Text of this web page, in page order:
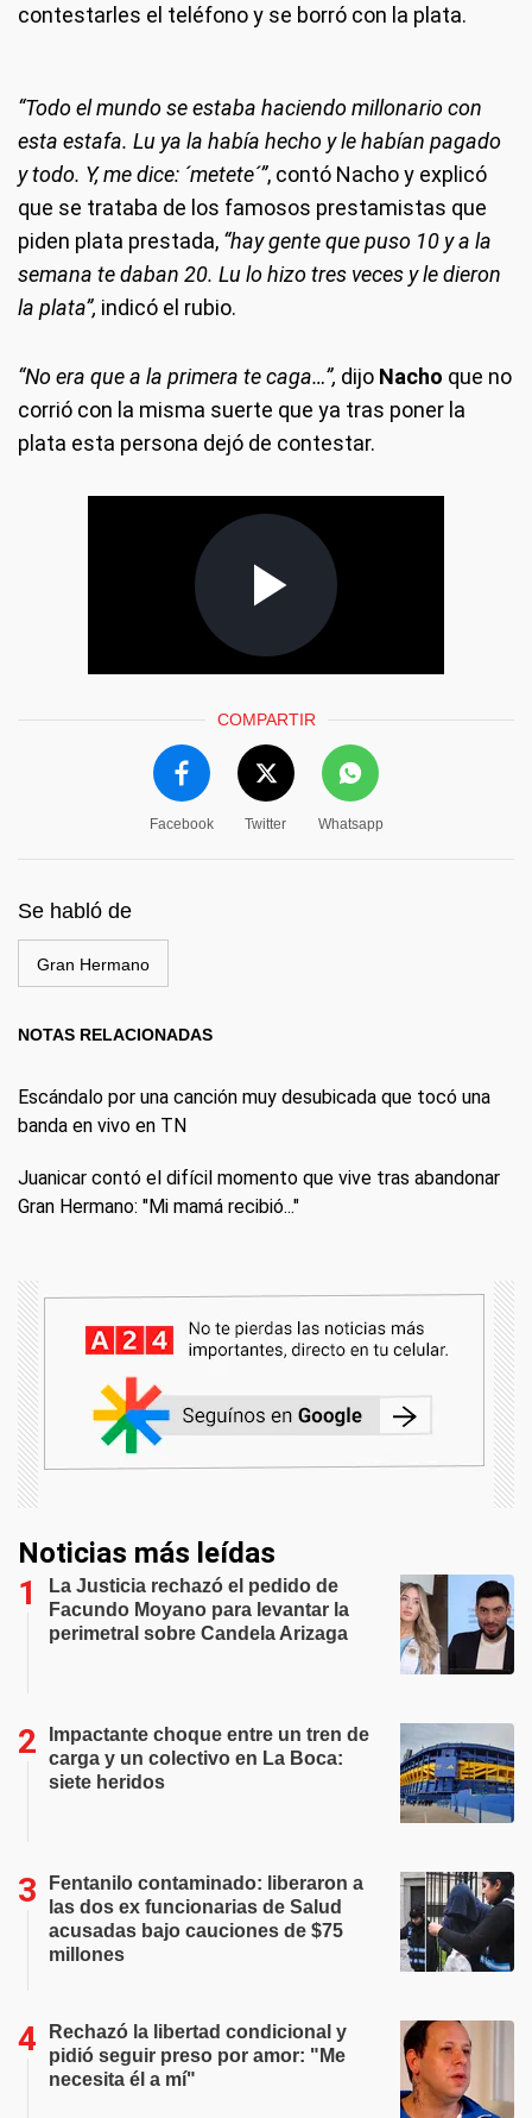
contestarles el teléfono y se borró con la plata.
“Todo el mundo se estaba haciendo millonario con
esta estafa. Lu ya la había hecho y le habían pagado
y todo. Y, me dice: ´metete´”, contó Nacho y explicó
que se trataba de los famosos prestamistas que
piden plata prestada, “hay gente que puso 10 y a la
semana te daban 20. Lu lo hizo tres veces y le dieron
la plata”, indicó el rubio.
“No era que a la primera te caga…”, dijo Nacho que no
corrió con la misma suerte que ya tras poner la
plata esta persona dejó de contestar.
COMPARTIR
Facebook Twitter Whatsapp
Se habló de
Gran Hermano
NOTAS RELACIONADAS
Escándalo por una canción muy desubicada que tocó una
banda en vivo en TN
Juanicar contó el difícil momento que vive tras abandonar
Gran Hermano: "Mi mamá recibió..."
Noticias más leídas
La Justicia rechazó el pedido de
Facundo Moyano para levantar la
perimetral sobre Candela Arizaga
Impactante choque entre un tren de
carga y un colectivo en La Boca:
siete heridos
Fentanilo contaminado: liberaron a
las dos ex funcionarias de Salud
acusadas bajo cauciones de $75
millones
Rechazó la libertad condicional y
pidió seguir preso por amor: "Me
necesita él a mí"